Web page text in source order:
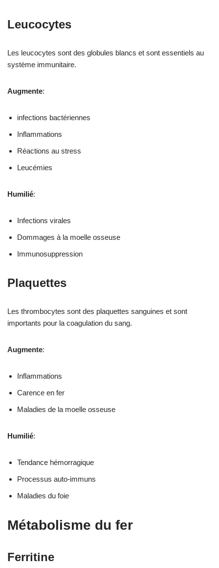
Leucocytes
Les leucocytes sont des globules blancs et sont essentiels au
système immunitaire.
Augmente:
infections bactériennes
Inflammations
Réactions au stress
Leucémies
Humilié:
Infections virales
Dommages à la moelle osseuse
Immunosuppression
Plaquettes
Les thrombocytes sont des plaquettes sanguines et sont
importants pour la coagulation du sang.
Augmente:
Inflammations
Carence en fer
Maladies de la moelle osseuse
Humilié:
Tendance hémorragique
Processus auto-immuns
Maladies du foie
Métabolisme du fer
Ferritine